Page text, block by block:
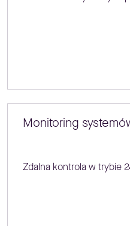
Monitoring
Zdalna kontrola w trybie